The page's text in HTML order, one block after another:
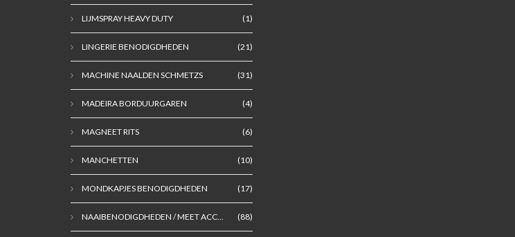
LIJMSPRAY HEAVY DUTY (1)
LINGERIE BENODIGDHEDEN (21)
MACHINE NAALDEN SCHMETZS (31)
MADEIRA BORDUURGAREN (4)
MAGNEET RITS (6)
MANCHETTEN (10)
MONDKAPJES BENODIGDHEDEN (17)
NAAIBENODIGDHEDEN / MEET ACC... (88)